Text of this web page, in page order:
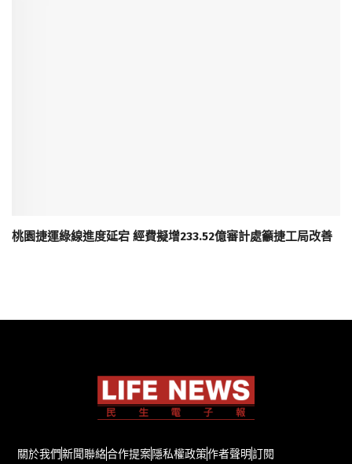
桃園捷運綠線進度延宕 經費擬增233.52億審計處籲捷工局改善
關於我們新聞聯絡合作提案隱私權政策作者聲明訂閱